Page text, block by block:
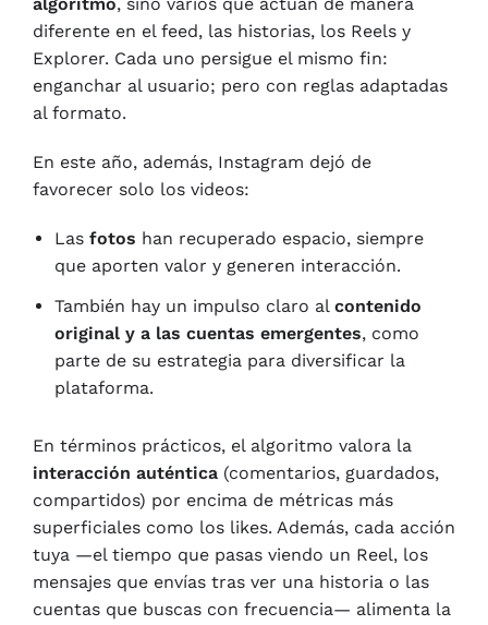
algoritmo, sino varios que actúan de manera
diferente en el feed, las historias, los Reels y
Explorer. Cada uno persigue el mismo fin:
enganchar al usuario; pero con reglas adaptadas
al formato.
En este año, además, Instagram dejó de
favorecer solo los videos:
Las fotos han recuperado espacio, siempre
que aporten valor y generen interacción.
También hay un impulso claro al contenido
original y a las cuentas emergentes, como
parte de su estrategia para diversificar la
plataforma.
En términos prácticos, el algoritmo valora la
interacción auténtica (comentarios, guardados,
compartidos) por encima de métricas más
superficiales como los likes. Además, cada acción
tuya —el tiempo que pasas viendo un Reel, los
mensajes que envías tras ver una historia o las
cuentas que buscas con frecuencia— alimenta la